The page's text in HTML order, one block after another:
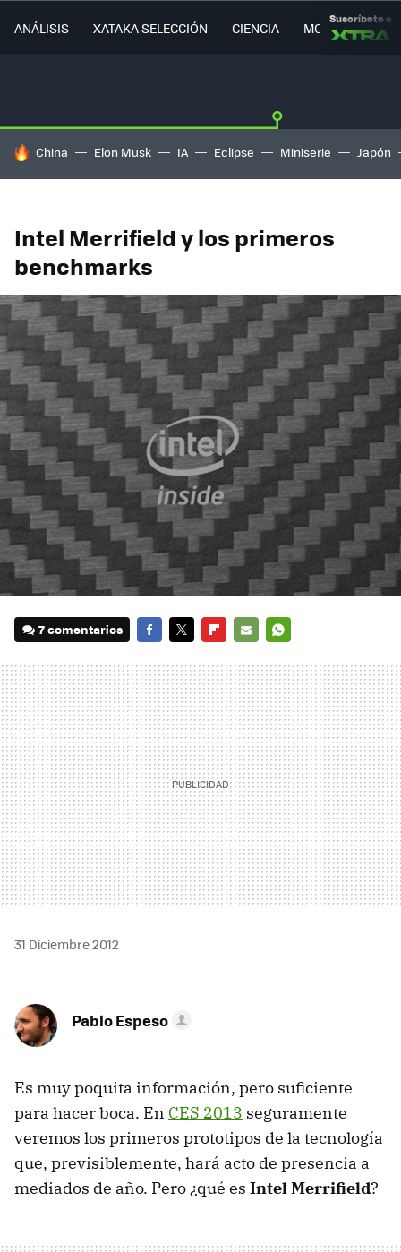
ANÁLISIS XATAKA SELECCIÓN CIENCIA MOVILIDAD
Suscríbete a
HOY SE HABLA DE
China Elon Musk IA Eclipse Miniserie Japón
Intel Merrifield y los primeros
benchmarks
7 comentarios
MAIL
31 Diciembre 2012
Pablo Espeso
Es muy poquita información, pero suficiente
para hacer boca. En CES 2013 seguramente
veremos los primeros prototipos de la tecnología
que, previsiblemente, hará acto de presencia a
mediados de año. Pero ¿qué es Intel Merrifield?